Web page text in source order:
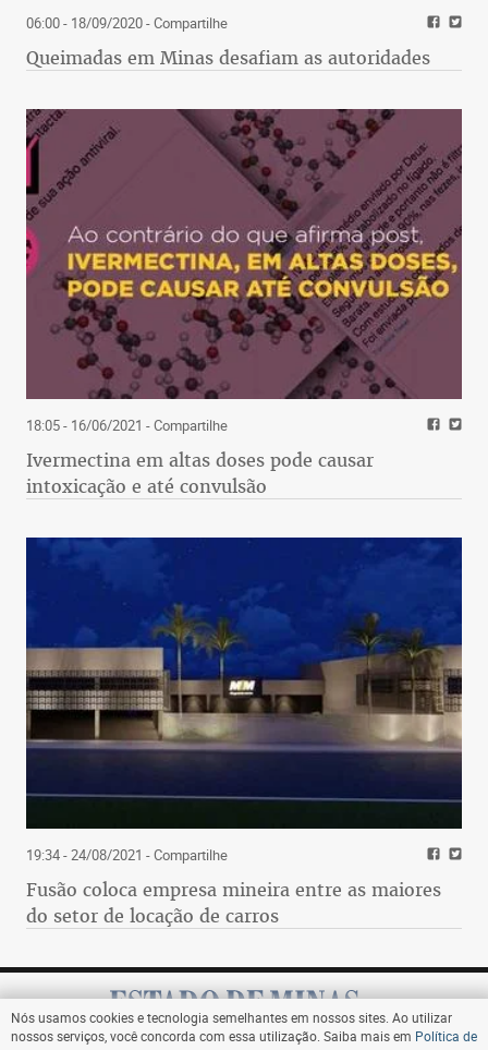
Nós usamos cookies e tecnologia semelhantes em nossos sites. Ao utilizar
nossos serviços, você concorda com essa utilização. Saiba mais em Política de
06:00 - 18/09/2020- Compartilhe
Queimadas em Minas desafiam as autoridades
18:05 - 16/06/2021 - Compartilhe
Ivermectina em altas doses pode causar
intoxicação e até convulsão
19:34 - 24/08/2021 - Compartilhe
Fusão coloca empresa mineira entre as maiores
do setor de locação de carros